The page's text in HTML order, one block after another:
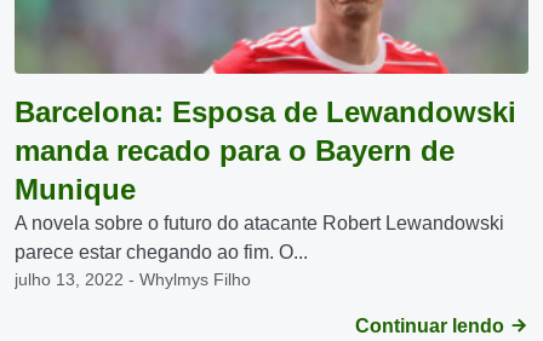
Barcelona: Esposa de Lewandowski
manda recado para o Bayern de
Munique
A novela sobre o futuro do atacante Robert Lewandowski
parece estar chegando ao fim. O...
julho 13, 2022 - Whylmys Filho
Continuar lendo